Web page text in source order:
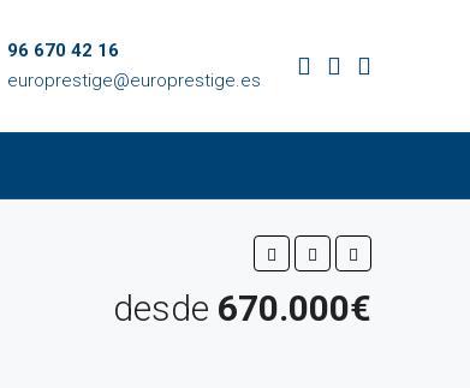
96 670 42 16
europrestige@europrestige.es
desde 670.000€